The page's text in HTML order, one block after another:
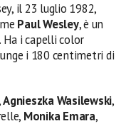
il 23 luglio 1982,
Paul Wesley, è un
i capelli color
i 180 centimetri di
Agnieszka Wasilewski,
Monika Emara,